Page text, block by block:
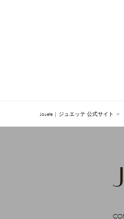
Jouete | ジュエッテ 公式サイト